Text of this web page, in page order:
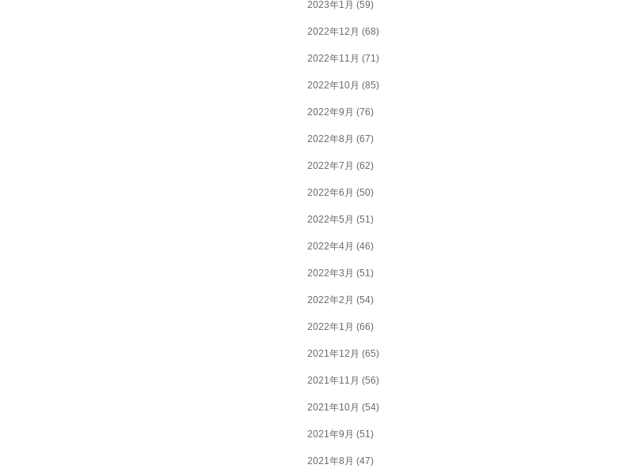
2023年1月 (59)
2022年12月 (68)
2022年11月 (71)
2022年10月 (85)
2022年9月 (76)
2022年8月 (67)
2022年7月 (62)
2022年6月 (50)
2022年5月 (51)
2022年4月 (46)
2022年3月 (51)
2022年2月 (54)
2022年1月 (66)
2021年12月 (65)
2021年11月 (56)
2021年10月 (54)
2021年9月 (51)
2021年8月 (47)